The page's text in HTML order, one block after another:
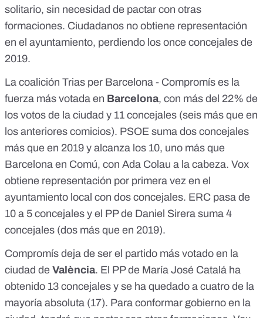
solitario, sin necesidad de pactar con otras
formaciones. Ciudadanos no obtiene representación
en el ayuntamiento, perdiendo los once concejales de
2019.
La coalición Trias per Barcelona - Compromís es la
fuerza más votada en Barcelona, con más del 22% de
los votos de la ciudad y 11 concejales (seis más que en
los anteriores comicios). PSOE suma dos concejales
más que en 2019 y alcanza los 10, uno más que
Barcelona en Comú, con Ada Colau a la cabeza. Vox
obtiene representación por primera vez en el
ayuntamiento local con dos concejales. ERC pasa de
10 a 5 concejales y el PP de Daniel Sirera suma 4
concejales (dos más que en 2019).
Compromís deja de ser el partido más votado en la
ciudad de València. El PP de María José Catalá ha
obtenido 13 concejales y se ha quedado a cuatro de la
mayoría absoluta (17). Para conformar gobierno en la